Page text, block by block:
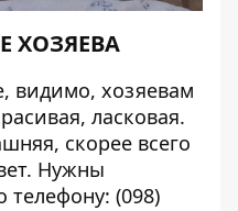
ХОЗЯЕВА
видимо, хозяевам
ласковая.
скорее всего
Нужны
телефону: (098)